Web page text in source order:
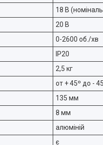
18 В
20 В
0-2600 об./хв
IP20
2,5 кг
от + 45º до -
135 мм
8 мм
алюміній
є